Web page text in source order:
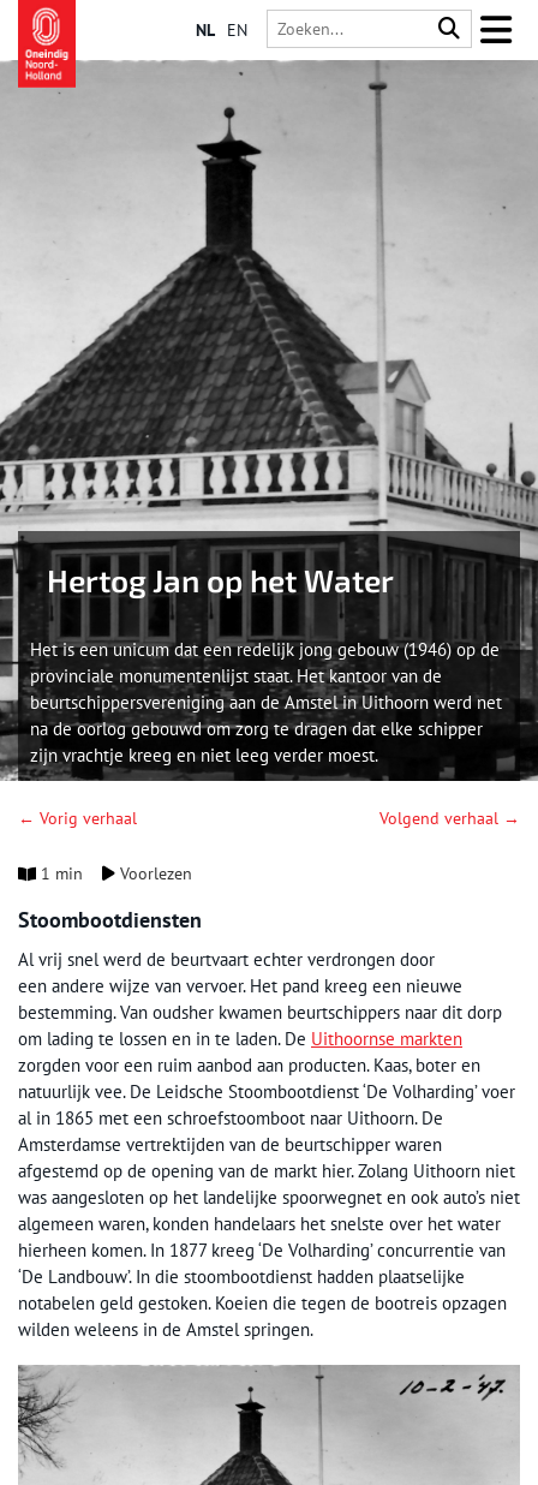
NL EN
Hertog Jan op het Water
Het is een unicum dat een redelijk jong gebouw (1946) op de
provinciale monumentenlijst staat. Het kantoor van de
beurtschippersvereniging aan de Amstel in Uithoorn werd net
na de oorlog gebouwd om zorg te dragen dat elke schipper
zijn vrachtje kreeg en niet leeg verder moest.
← Vorig verhaal Volgend verhaal →
1 min Voorlezen
Stoombootdiensten
Al vrij snel werd de beurtvaart echter verdrongen door
een andere wijze van vervoer. Het pand kreeg een nieuwe
bestemming. Van oudsher kwamen beurtschippers naar dit dorp
om lading te lossen en in te laden. De Uithoornse markten
zorgden voor een ruim aanbod aan producten. Kaas, boter en
natuurlijk vee. De Leidsche Stoombootdienst ‘De Volharding’ voer
al in 1865 met een schroefstoomboot naar Uithoorn. De
Amsterdamse vertrektijden van de beurtschipper waren
afgestemd op de opening van de markt hier. Zolang Uithoorn niet
was aangesloten op het landelijke spoorwegnet en ook auto’s niet
algemeen waren, konden handelaars het snelste over het water
hierheen komen. In 1877 kreeg ‘De Volharding’ concurrentie van
‘De Landbouw’. In die stoombootdienst hadden plaatselijke
notabelen geld gestoken. Koeien die tegen de bootreis opzagen
wilden weleens in de Amstel springen.